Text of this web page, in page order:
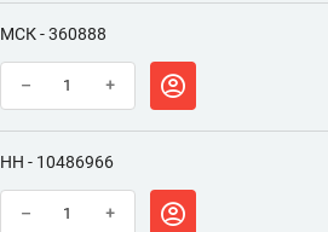
МСК - 360888
– +
НН - 10486966
– +